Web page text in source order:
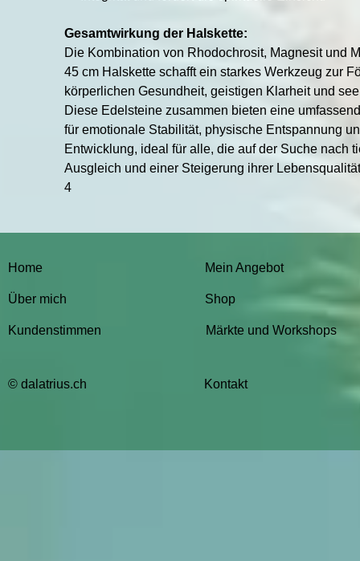
Gesamtwirkung der Halskette:
Die Kombination von Rhodochrosit, Magnesit und
45 cm Halskette schafft ein starkes Werkzeug zur
körperlichen Gesundheit, geistigen Klarheit und
Diese Edelsteine zusammen bieten eine
für emotionale Stabilität, physische Entspannung
Entwicklung, ideal für alle, die auf der Suche nach
Ausgleich und einer Steigerung ihrer
4
Home
Über mich
Kundenstimmen
© dalatrius.ch
Mein Angebot
Shop
Märkte und Workshops
Kontakt